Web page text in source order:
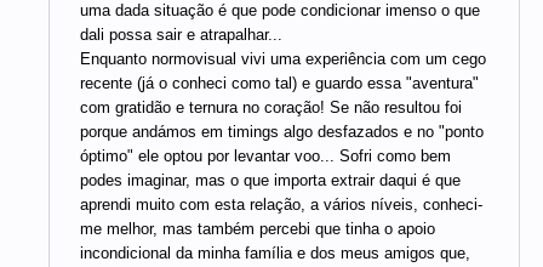
uma dada situação é que pode condicionar imenso o que
dali possa sair e atrapalhar...
Enquanto normovisual vivi uma experiência com um cego
recente (já o conheci como tal) e guardo essa "aventura"
com gratidão e ternura no coração! Se não resultou foi
porque andámos em timings algo desfazados e no "ponto
óptimo" ele optou por levantar voo... Sofri como bem
podes imaginar, mas o que importa extrair daqui é que
aprendi muito com esta relação, a vários níveis, conheci-
me melhor, mas também percebi que tinha o apoio
incondicional da minha família e dos meus amigos que,